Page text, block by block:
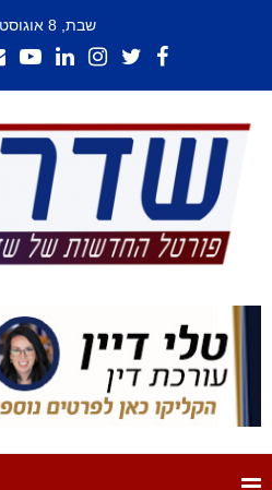
שבת, 8 אוגוסט 2026